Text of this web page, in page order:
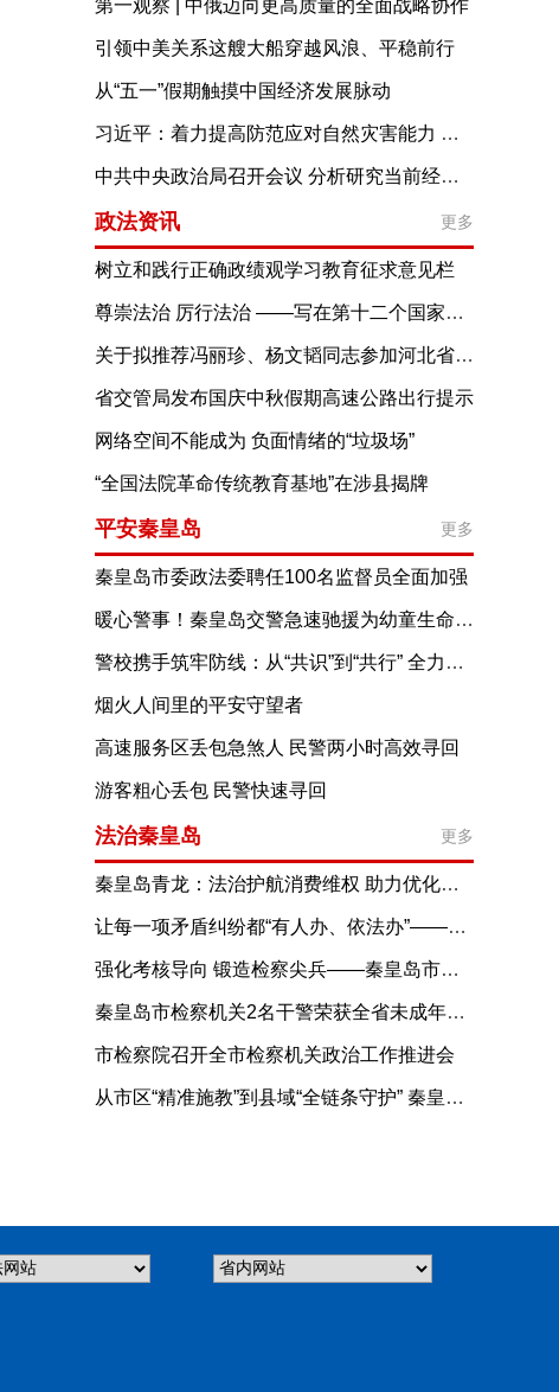
第一观察 | 中俄迈向更高质量的全面战略协作
引领中美关系这艘大船穿越风浪、平稳前行
从“五一”假期触摸中国经济发展脉动
习近平：着力提高防范应对自然灾害能力 切实维护人民群众生命财产安全
中共中央政治局召开会议 分析研究当前经济形势和经济工作 中共中央总书记习近平主持会议
政法资讯 更多
树立和践行正确政绩观学习教育征求意见栏
尊崇法治 厉行法治 ——写在第十二个国家宪法日
关于拟推荐冯丽珍、杨文韬同志参加河北省第十五届见义勇为英雄评选表彰活动的公示
省交管局发布国庆中秋假期高速公路出行提示
网络空间不能成为 负面情绪的“垃圾场”
“全国法院革命传统教育基地”在涉县揭牌
平安秦皇岛 更多
秦皇岛市委政法委聘任100名监督员全面加强
政法系统纪律作风建设 暖心警事！秦皇岛交警急速驰援为幼童生命护航
警校携手筑牢防线：从“共识”到“共行” 全力守护校园交通安全
烟火人间里的平安守望者
高速服务区丢包急煞人 民警两小时高效寻回
游客粗心丢包 民警快速寻回
法治秦皇岛 更多
秦皇岛青龙：法治护航消费维权 助力优化消费环境
让每一项矛盾纠纷都“有人办、依法办”——河北省全力推进综治中心规范化建设综述
强化考核导向 锻造检察尖兵——秦皇岛市检察机关司法警察年度考核工作扎实推进
秦皇岛市检察机关2名干警荣获全省未成年人检察业务能手！
市检察院召开全市检察机关政治工作推进会
从市区“精准施教”到县域“全链条守护” 秦皇岛公安“护苗成长”进校园